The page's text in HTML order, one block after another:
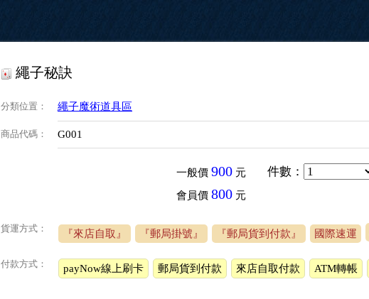
繩子秘訣
分類位置 ： 繩子魔術道具區
商品代碼 ： G001
一般價 900元
會員價 800元
件數 ：
貨運方式： 『來店自取』 『郵局掛號』 『郵局貨到付款』 國際速運
付款方式： payNow線上刷卡 郵局貨到付款 來店自取付款 ATM轉帳